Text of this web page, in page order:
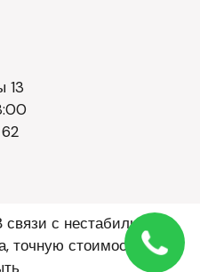
13
с нестабильным
точную стоимость